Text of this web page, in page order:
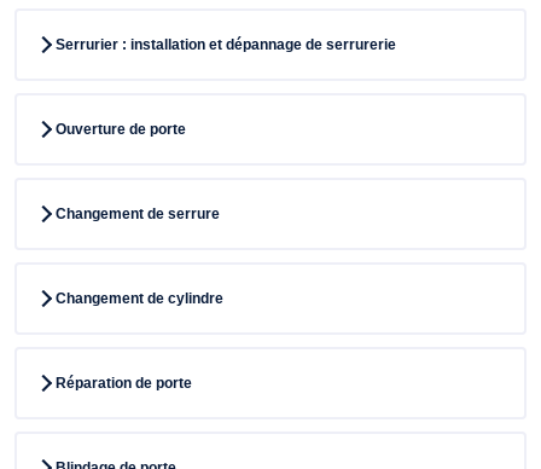
Serrurier : installation et dépannage de serrurerie
Ouverture de porte
Changement de serrure
Changement de cylindre
Réparation de porte